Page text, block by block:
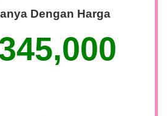
Dengan Harga